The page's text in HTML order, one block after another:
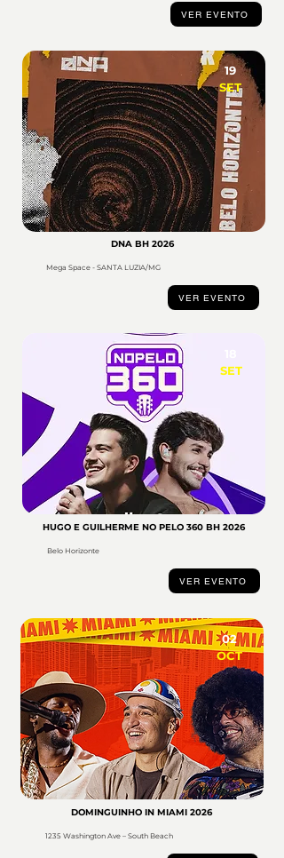
VER EVENTO
19
SET
DNA BH 2026
Mega Space - SANTA LUZIA/MG
VER EVENTO
SET
HUGO E GUILHERME NO PELO 360 BH 2026
Belo Horizonte
VER EVENTO
02
OCT
DOMINGUINHO IN MIAMI 2026
1235 Washington Ave – South Beach